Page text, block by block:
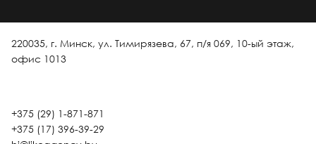
220035, г. Минск, ул. Тимирязева, 67, п/я 069, 10-ый этаж,
офис 1013
+375 (29) 1-871-871
+375 (17) 396-39-29